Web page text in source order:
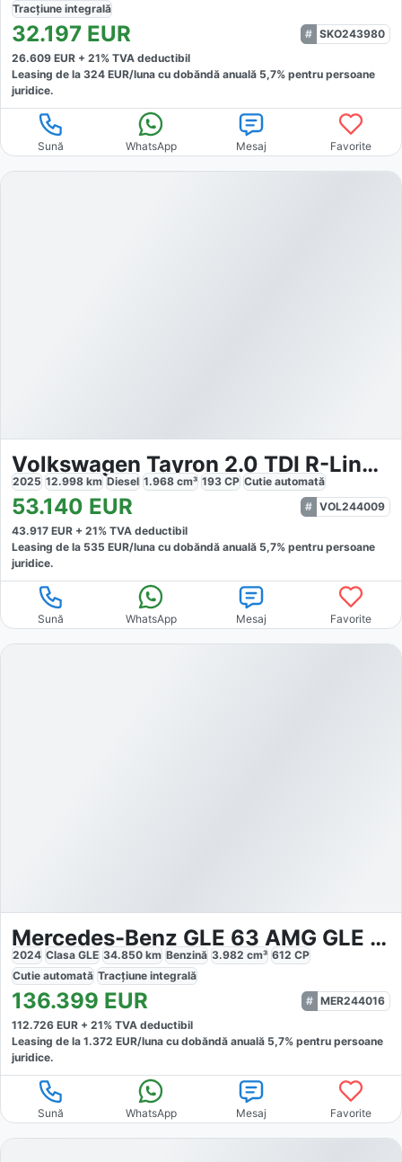
Tracțiune integrală
32.197 EUR
SKO243980
26.609 EUR + 21% TVA deductibil
Leasing de la 324 EUR/luna cu dobăndă anuală 5,7% pentru persoane
juridice.
Sună WhatsApp Mesaj Favorite
Volkswagen Tayron 2.0 TDI R-Line 4x4 DSG
2025 12.998 km Diesel 1.968 cm³ 193 CP Cutie automată
53.140 EUR
VOL244009
43.917 EUR + 21% TVA deductibil
Leasing de la 535 EUR/luna cu dobăndă anuală 5,7% pentru persoane
juridice.
Sună WhatsApp Mesaj Favorite
Mercedes-Benz GLE 63 AMG GLE 63s 4M AMG Manufaktur
2024 Clasa GLE 34.850 km Benzină 3.982 cm³ 612 CP
Cutie automată Tracțiune integrală
136.399 EUR
MER244016
112.726 EUR + 21% TVA deductibil
Leasing de la 1.372 EUR/luna cu dobăndă anuală 5,7% pentru persoane
juridice.
Sună WhatsApp Mesaj Favorite